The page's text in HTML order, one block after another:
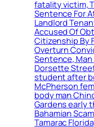
fatality victim,
Sentence For
Landlord
Accused Of
Citizenship By
Overturn
Sentence,
Dorsette
student after
McPherson
body man
Gardens early
Bahamian
Tamarac